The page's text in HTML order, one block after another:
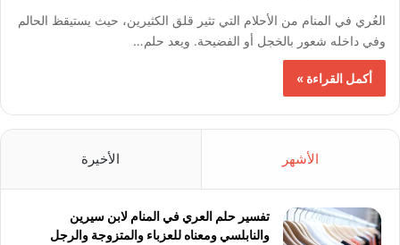
العُري في المنام من الأحلام التي تثير قلق الكثيرين، حيث يستيقظ الحالم
وفي داخله شعور بالخجل أو الفضيحة. ويعد حلم…
أكمل القراءة »
الأشهر الأخيرة
تفسير حلم العري في المنام لابن سيرين
والنابلسي ومعناه للعزباء والمتزوجة والرجل